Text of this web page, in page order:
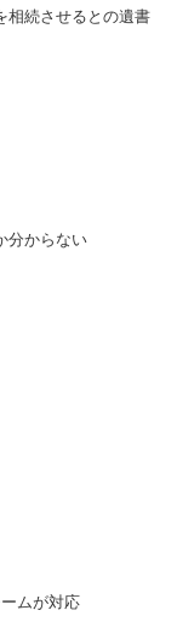
相続させるとの遺書
分からない
ムが対応